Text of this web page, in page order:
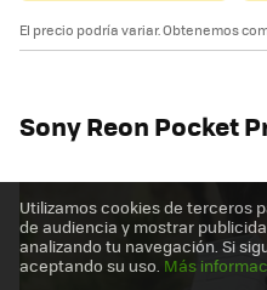
El precio podría variar. Obtenemos
Sony Reon Pocket
Utilizamos cookies de terceros
de audiencia y mostrar
analizando tu navegación. Si
aceptando su uso. Más